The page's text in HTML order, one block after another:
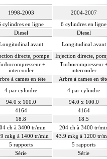
1998-2003 2004-2007
cylindres en ligne 6 cylindres en ligne
Diesel Diesel
avant Longitudinal avant
directe, pompe Injection directe,
+
intercooler
Turbocompresseur
intercooler
à cames en tête Arbre à cames en
4 par cylindre 4 par cylindre
94.0 x 100.0 94.0 x 100.0
4164 4164
18.8 18.5
ch à 3400 tr/min 204 ch à 3400 tr/
mkg à 1400 tr/min 43.9 mkg à 1200 tr/
5 rapports 5 rapports
Série Série